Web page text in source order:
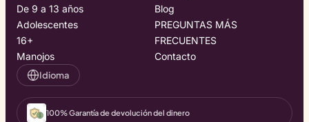
De 9 a 13 años
Adolescentes
16+
Manojos
Blog
PREGUNTAS MÁS
FRECUENTES
Contacto
Idioma
100% Garantía de devolución del dinero